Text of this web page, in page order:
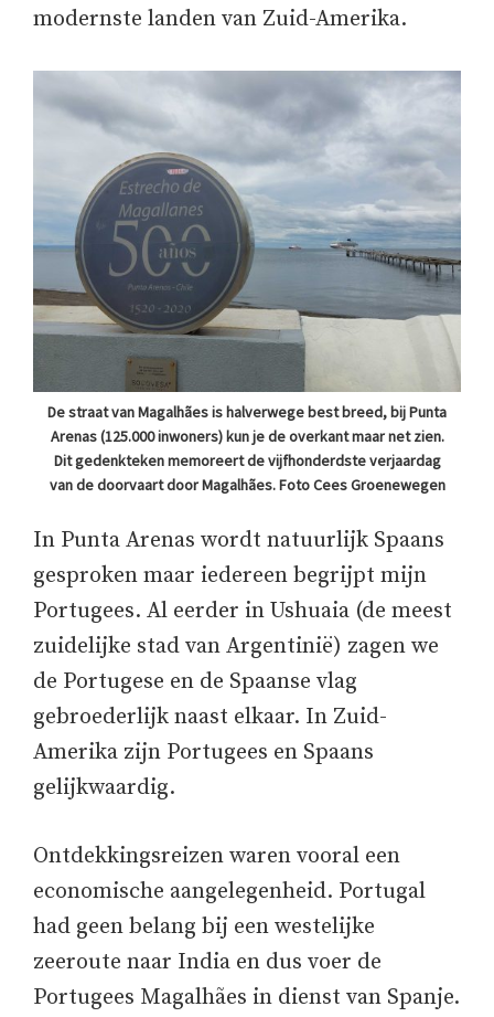
modernste landen van Zuid-Amerika.
De straat van Magalhães is halverwege best breed, bij Punta
Arenas (125.000 inwoners) kun je de overkant maar net zien.
Dit gedenkteken memoreert de vijfhonderdste verjaardag
van de doorvaart door Magalhães. Foto Cees Groenewegen
In Punta Arenas wordt natuurlijk Spaans
gesproken maar iedereen begrijpt mijn
Portugees. Al eerder in Ushuaia (de meest
zuidelijke stad van Argentinië) zagen we
de Portugese en de Spaanse vlag
gebroederlijk naast elkaar. In Zuid-
Amerika zijn Portugees en Spaans
gelijkwaardig.
Ontdekkingsreizen waren vooral een
economische aangelegenheid. Portugal
had geen belang bij een westelijke
zeeroute naar India en dus voer de
Portugees Magalhães in dienst van Spanje.